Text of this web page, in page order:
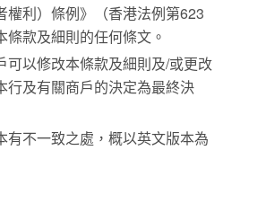
權利）條例》（香港法例第623
條款及細則的任何條文。
可以修改本條款及細則及/或更改
行及有關商戶的決定為最終決
有不一致之處，概以英文版本為